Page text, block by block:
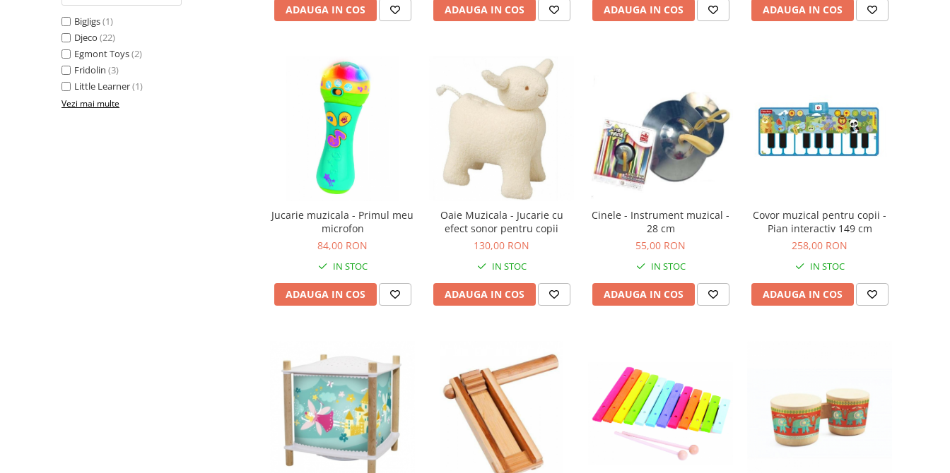
Nevoi speciale si sindrom Down
Jucarii cu alfabet
Jucarii cu cifre
Seturi Numberblocks
Jucarii de motricitate
BigJigs(1)
Djeco (22)
Egmont Toys(2)
Fridolin (3)
Little Learner(1)
Vezi mai multe
ADAUGA IN COS ADAUGA IN COS ADAUGA IN COS ADAUGA IN COS
Jucarie muzicala - Primul meu
microfon
84,00 RON
IN STOC
ADAUGA IN COS
Oaie Muzicala - Jucarie cu
efect sonor pentru copii
130,00 RON
IN STOC
ADAUGA IN COS
Cinele - Instrument muzical -
28 cm
55,00 RON
IN STOC
ADAUGA IN COS
Covor muzical pentru copii -
Pian interactiv 149 cm
258,00 RON
IN STOC
ADAUGA IN COS